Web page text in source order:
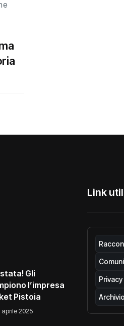
Gli
l’impresa
Pistoia
aprile 2025
Link